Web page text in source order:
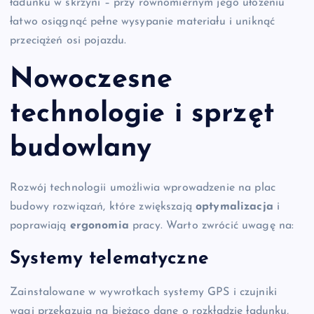
ładunku w skrzyni – przy równomiernym jego ułożeniu
łatwo osiągnąć pełne wysypanie materiału i uniknąć
przeciążeń osi pojazdu.
Nowoczesne
technologie i sprzęt
budowlany
Rozwój technologii umożliwia wprowadzenie na plac
budowy rozwiązań, które zwiększająoptymalizacja i
poprawiają ergonomia pracy. Warto zwrócić uwagę na:
Systemy telematyczne
Zainstalowane w wywrotkach systemy GPS i czujniki
wagi przekazują na bieżąco dane o rozkładzie ładunku,